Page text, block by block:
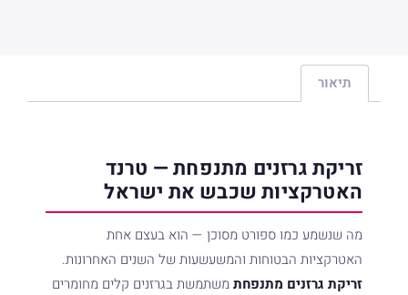
טלפון
תיאור
זריקת גרזנים מתנפחת — טרנד
האטרקציות שכבש את ישראל
מה שנשמע כמו ספורט מסוכן — הוא בעצם אחת
האטרקציות הבטוחות והמשעשעות של השנים האחרונות.
זריקת גרזנים מתנפחתמשתמשת בגרזנים קלים מחומרים